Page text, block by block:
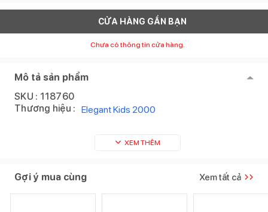
CỬA HÀNG GẦN BẠN
Chưa có thông tin cửa hàng.
Mô tả sản phẩm
SKU : 118760
Thương hiệu : Elegant Kids 2000
XEM THÊM
Gợi ý mua cùng Xem tất cả